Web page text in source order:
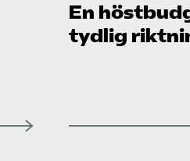
En
tydlig